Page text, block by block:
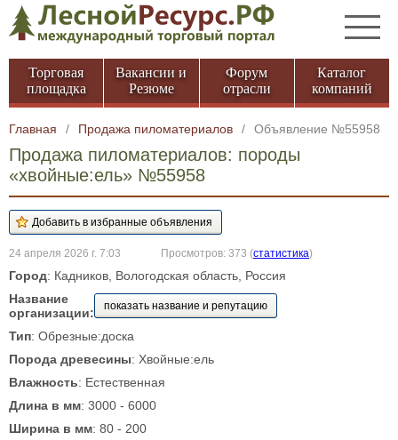
Торговая
площадка
Вакансии и
Резюме
Форум
отрасли
Каталог
компаний
Главная / Продажа пиломатериалов / Объявление №55958
Продажа пиломатериалов: породы
«хвойные:ель» №55958
24 апреля 2026 г. 7:03 Просмотров: 373 (статистика)
Город: Кадников, Вологодская область, Россия
Название
организации:
показать название и репутацию
Тип: Обрезные:доска
Порода древесины: Хвойные:ель
Влажность: Естественная
Длина в мм: 3000 - 6000
Ширина в мм: 80 - 200